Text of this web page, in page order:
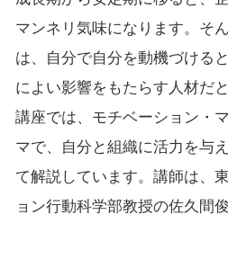
マンネリ気味になります。そ
は、自分で自分を動機づける
によい影響をもたらす人材だ
講座では、モチベーション・
マで、自分と組織に活力を与
て解説しています。講師は、
ョン行動科学部教授の佐久間